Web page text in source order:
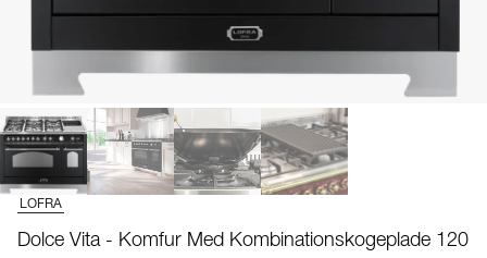
LOFRA
Dolce Vita - Komfur Med Kombinationskogeplade 120